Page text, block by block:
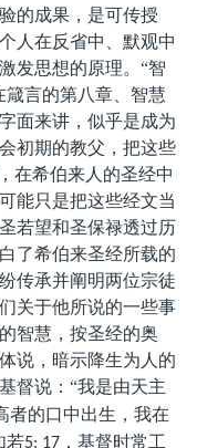
的成果，是可传授
人在反省中、默观中
发思想的原理。“智
箴言的第八章、智慧
面来讲，似乎是成为
初期的教父，把这些
在希伯来人的圣经中
能只是把这些经文当
若望和圣保禄透过历
了希伯来圣经所载的
传承并阐明两位宗徒
关于他所说的一些事
智慧，按圣经的奥
说，暗示降生为人的
基督说：“我是由天主
者的口中出生，我在
若5: 17 ，基督时常工